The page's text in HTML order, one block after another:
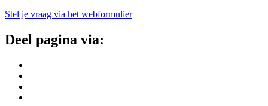
Stel je vraag via het webformulier
Deel pagina via: